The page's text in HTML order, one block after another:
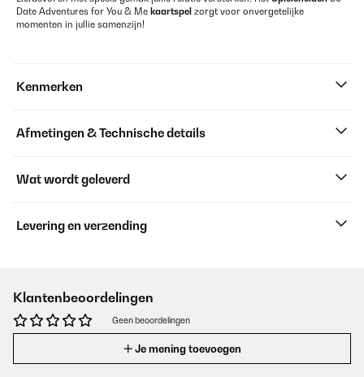
Date Adventures for You & Me kaartspel zorgt voor onvergetelijke
momenten in jullie samenzijn!
Kenmerken
Afmetingen & Technische details
Wat wordt geleverd
Levering en verzending
Klantenbeoordelingen
Geen beoordelingen
Je mening toevoegen